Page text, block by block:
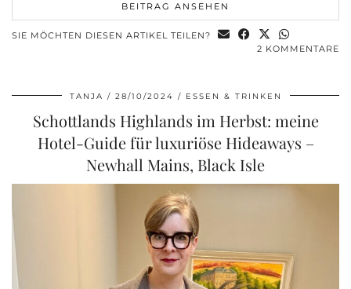
BEITRAG ANSEHEN
SIE MÖCHTEN DIESEN ARTIKEL TEILEN?
2 KOMMENTARE
TANJA 28/10/2024 ESSEN & TRINKEN
Schottlands Highlands im Herbst: meine
Hotel-Guide für luxuriöse Hideaways –
Newhall Mains, Black Isle